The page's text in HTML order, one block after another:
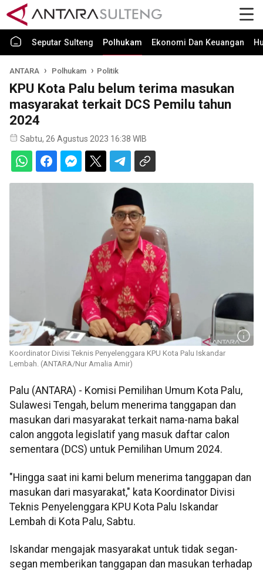
Seputar Sulteng Polhukam Ekonomi Dan Keuangan
ANTARA Polhukam Politik
KPU Kota Palu belum terima masukan
masyarakat terkait DCS Pemilu tahun
2024
Sabtu, 26 Agustus 2023 16:38 WIB
Koordinator Divisi Teknis Penyelenggara KPU Kota Palu Iskandar
Lembah. (ANTARA/Nur Amalia Amir)
Palu (ANTARA) - Komisi Pemilihan Umum Kota Palu,
Sulawesi Tengah, belum menerima tanggapan dan
masukan dari masyarakat terkait nama-nama bakal
calon anggota legislatif yang masuk daftar calon
sementara (DCS) untuk Pemilihan Umum 2024.
"Hingga saat ini kami belum menerima tanggapan dan
masukan dari masyarakat," kata Koordinator Divisi
Teknis Penyelenggara KPU Kota Palu Iskandar
Lembah di Kota Palu, Sabtu.
Iskandar mengajak masyarakat untuk tidak segan-
segan memberikan tanggapan dan masukan terhadap